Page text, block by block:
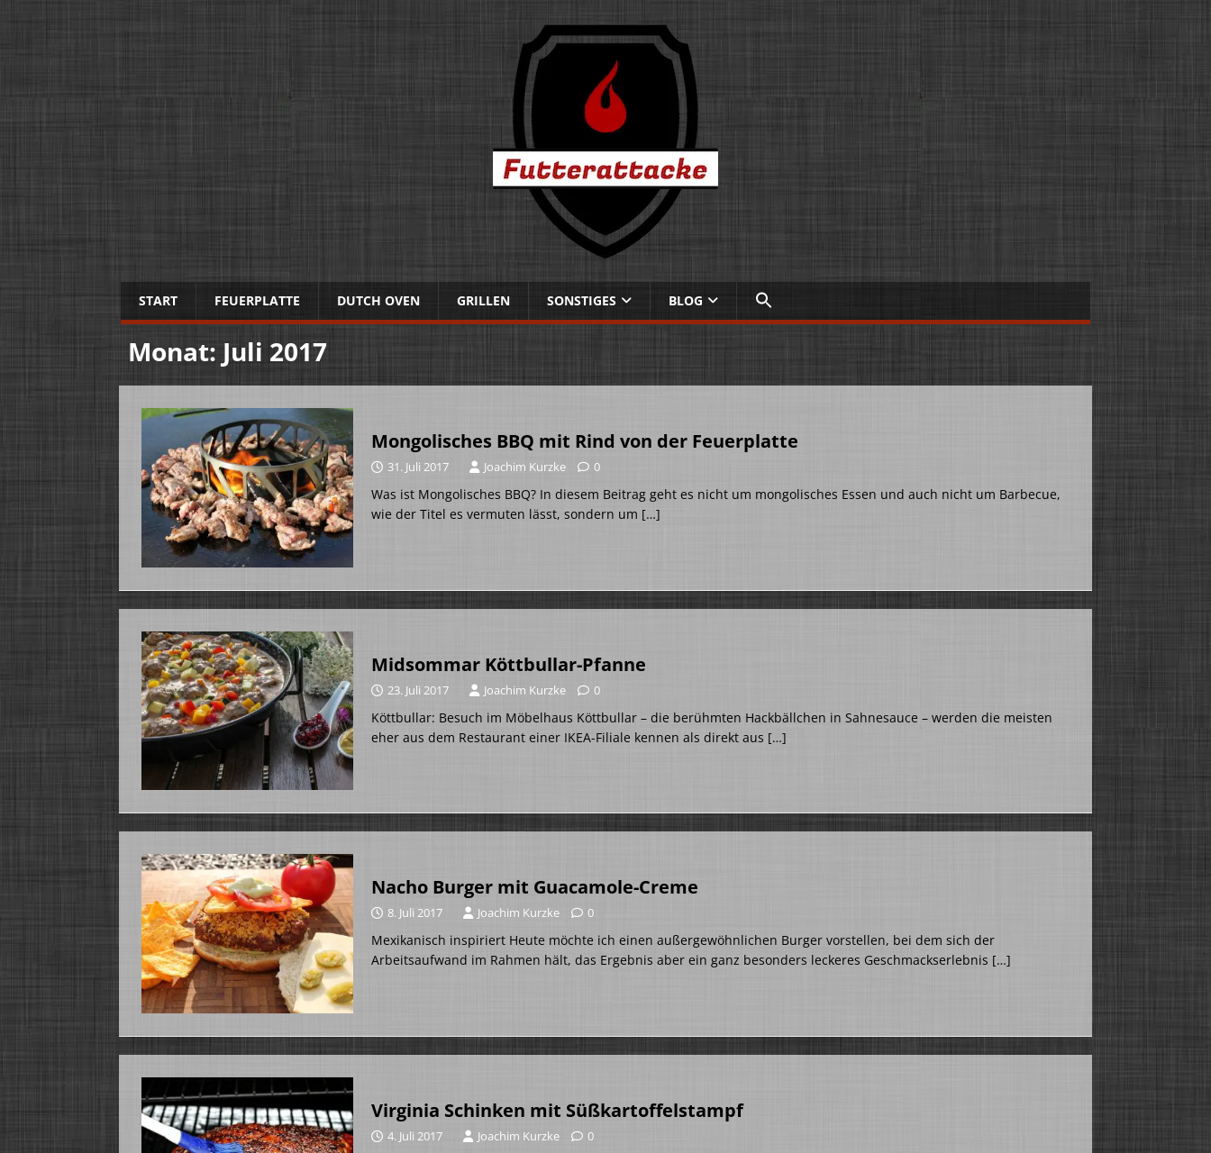
START FEUERPLATTE DUTCH OVEN GRILLEN SONSTIGES BLOG
Monat: Juli 2017
Mongolisches BBQ mit Rind von der Feuerplatte
31. Juli 2017 Joachim Kurzke 0
Was ist Mongolisches BBQ? In diesem Beitrag geht es nicht um mongolisches Essen und auch nicht um Barbecue,
wie der Titel es vermuten lässt, sondern um […]
Midsommar Köttbullar-Pfanne
23. Juli 2017 Joachim Kurzke 0
Köttbullar: Besuch im Möbelhaus Köttbullar – die berühmten Hackbällchen in Sahnesauce – werden die meisten
eher aus dem Restaurant einer IKEA-Filiale kennen als direkt aus […]
Nacho Burger mit Guacamole-Creme
8. Juli 2017 Joachim Kurzke 0
Mexikanisch inspiriert Heute möchte ich einen außergewöhnlichen Burger vorstellen, bei dem sich der
Arbeitsaufwand im Rahmen hält, das Ergebnis aber ein ganz besonders leckeres Geschmackserlebnis […]
Virginia Schinken mit Süßkartoffelstampf
4. Juli 2017 Joachim Kurzke 0